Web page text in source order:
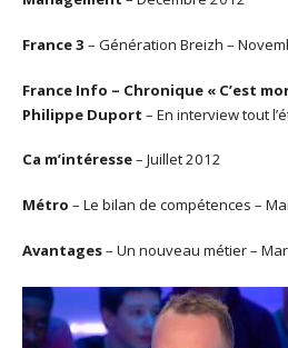
France 3 – Génération Breizh –
France Info – Chronique « C’est
Philippe Duport – En interview tout
Ca m’intéresse– Juillet 2012
Métro – Le bilan de compétences –
Avantages– Un nouveau métier –